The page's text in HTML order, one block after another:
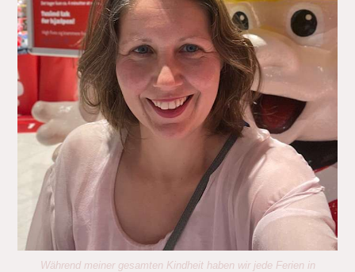
Während meiner gesamten Kindheit haben wir jede Ferien in